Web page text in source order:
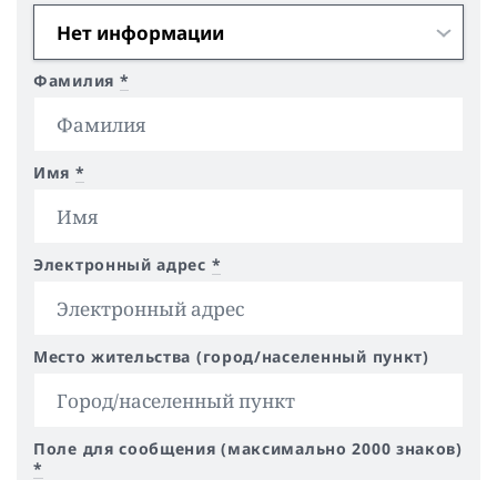
Фамилия *
Имя *
Электронный адрес *
Место жительства (город/населенный пункт)
Поле для сообщения (максимально 2000 знаков)
*